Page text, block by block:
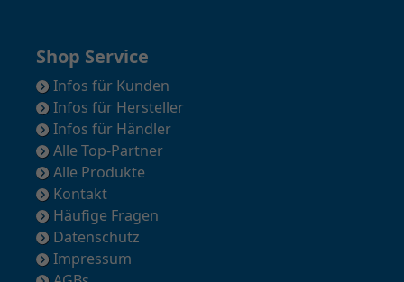
Shop Service
Infos für Kunden
Infos für Hersteller
Infos für Händler
Alle Top-Partner
Alle Produkte
Kontakt
Häufige Fragen
Datenschutz
Impressum